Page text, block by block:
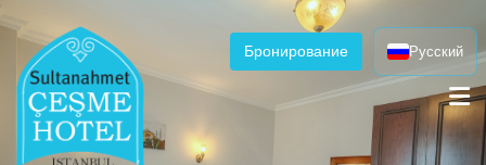
Бронирование Русский